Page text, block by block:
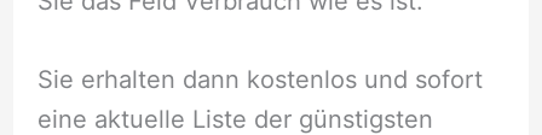
Sie erhalten dann kostenlos und sofort
eine aktuelle Liste der günstigsten